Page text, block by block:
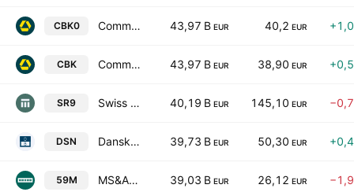
CBK0 Commerzbank AG 43,97 B EUR 40,2 EUR
CBK Commerzbank AG 43,97 B EUR 38,90 EUR
SR9 Swiss Re AG 40,19 B EUR 145,10 EUR
DSN Danske Bank A/S 39,73 B EUR 50,30 EUR
59M MS&AD Insurance Group Holdings, Inc. 39,03 B EUR 26,12 EUR